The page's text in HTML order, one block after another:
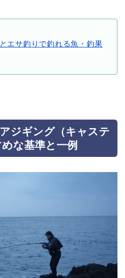
エサ釣りで釣れる魚・釣果
アジギング（キャステ
な基準と一例